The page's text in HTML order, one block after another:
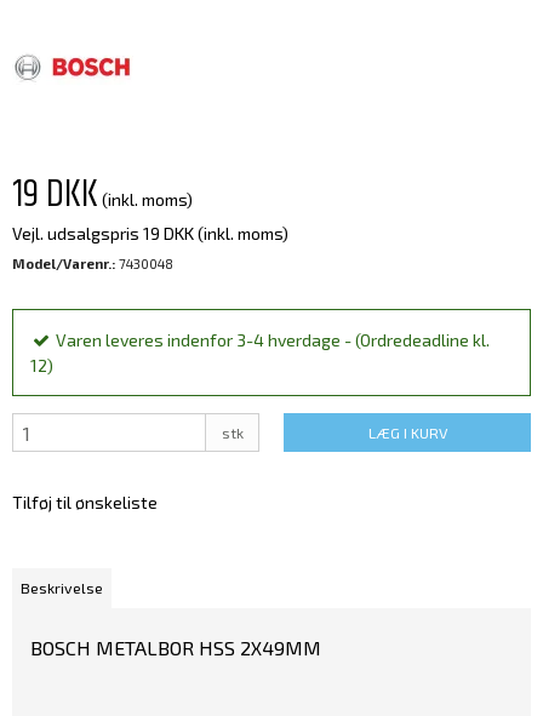
19 DKK (inkl. moms)
Vejl. udsalgspris 19 DKK(inkl. moms)
Model/Varenr.: 7430048
Varen leveres indenfor 3-4 hverdage - (Ordredeadline kl.
12)
stk LÆG I KURV
Tilføj til ønskeliste
Beskrivelse
BOSCH METALBOR HSS 2X49MM